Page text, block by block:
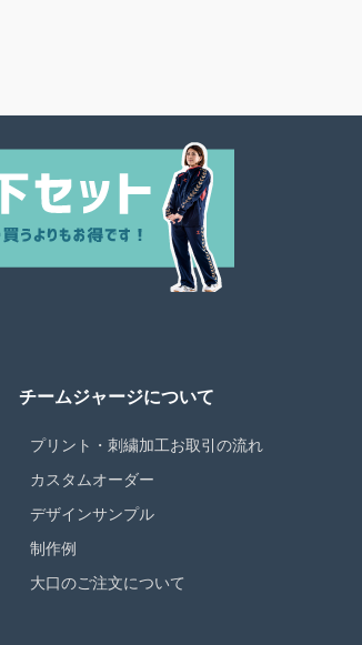
チームジャージについて
プリント・刺繍加工お取引の流れ
カスタムオーダー
デザインサンプル
制作例
大口のご注文について